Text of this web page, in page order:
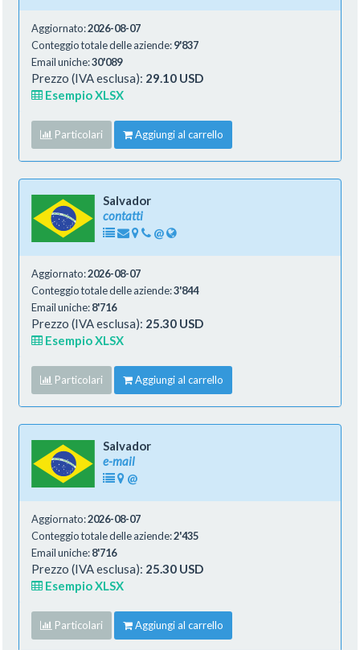
Aggiornato:2026-08-07
Conteggio totale delle aziende:9'837
Email uniche:30'089
Prezzo (IVA esclusa): 29.10 USD
Esempio XLSX
Particolari Aggiungi al carrello
Salvador
contatti
@
Aggiornato:2026-08-07
Conteggio totale delle aziende:3'844
Email uniche:8'716
Prezzo (IVA esclusa): 25.30 USD
Esempio XLSX
Particolari Aggiungi al carrello
Salvador
e-mail
@
Aggiornato:2026-08-07
Conteggio totale delle aziende:2'435
Email uniche:8'716
Prezzo (IVA esclusa): 25.30 USD
Esempio XLSX
Particolari Aggiungi al carrello